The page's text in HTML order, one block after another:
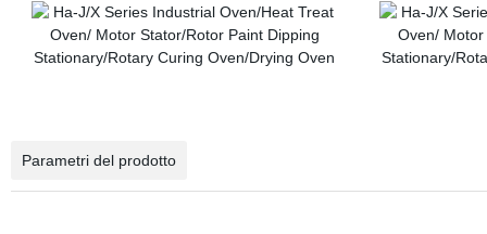
Parametri del prodotto